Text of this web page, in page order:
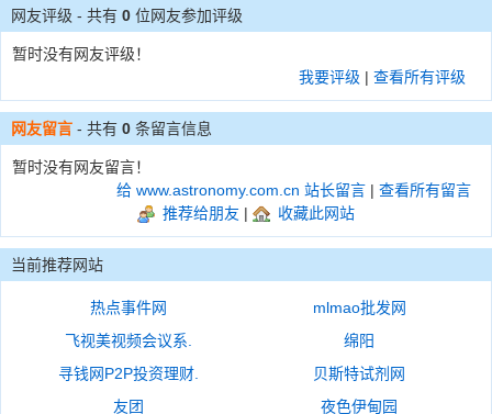
网友评级 - 共有 0 位网友参加评级
暂时没有网友评级！
我要评级 | 查看所有评级
网友留言 - 共有 0 条留言信息
暂时没有网友留言！
给 www.astronomy.com.cn 站长留言 | 查看所有留言
推荐给朋友 | 收藏此网站
当前推荐网站
热点事件网
mlmao批发网
飞视美视频会议系.
绵阳
寻钱网P2P投资理财.
贝斯特试剂网
友团
夜色伊甸园